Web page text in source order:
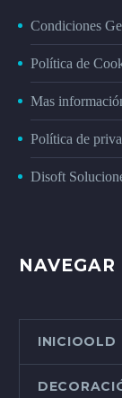
Condiciones
Política de
Mas
Política de
Disoft
NAVEGAR
INICIOOLD